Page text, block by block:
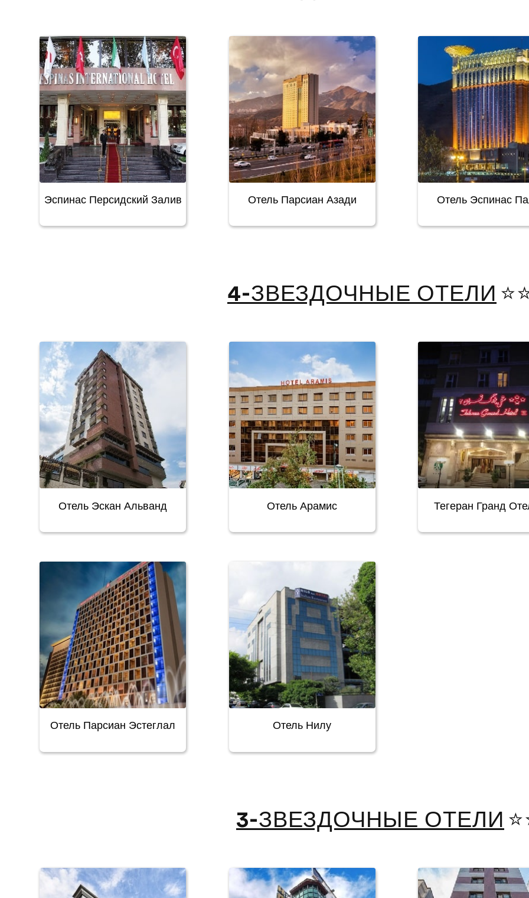
Эспинас Персидский Залив Отель Парсиан Азади Отель Эспинас
4-ЗВЕЗДОЧНЫЕ ОТЕЛИ
Отель Эскан Альванд Отель Арамис Тегеран Гранд
Отель Парсиан Эстеглал Отель Нилу
3-ЗВЕЗДОЧНЫЕ ОТЕЛИ